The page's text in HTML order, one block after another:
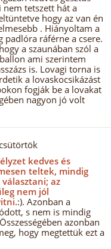
tetszett hát a
hogy az van én
. Hiányoltam a
padlóra ráférne a csere.
a szaunában szól a
ami szerintem
is. Lovagi torna is
a lovaskocsikázást
fogják be a lovakat
nagyon jó volt
kedves és
teltek, mindig
az
nem jól
:). Azonban a
s nem is mindig
azonban
hogy megtettük ezt a